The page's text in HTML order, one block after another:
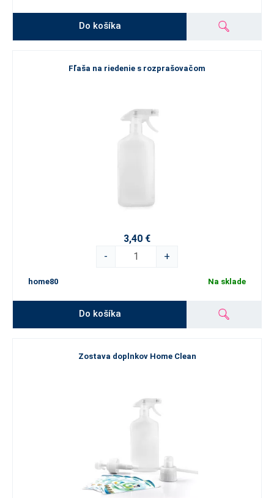
Do košíka
Fľaša na riedenie s rozprašovačom
3,40 €
-
+
home80 Na sklade
Do košíka
Zostava doplnkov Home Clean